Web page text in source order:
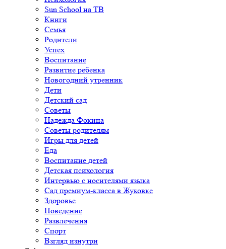
Sun School на ТВ
Книги
Семья
Родители
Успех
Воспитание
Развитие ребенка
Новогодний утренник
Дети
Детский сад
Советы
Надежда Фокина
Советы родителям
Игры для детей
Еда
Воспитание детей
Детская психология
Интервью с носителями языка
Сад премиум-класса в Жуковке
Здоровье
Поведение
Развлечения
Спорт
Взгляд изнутри